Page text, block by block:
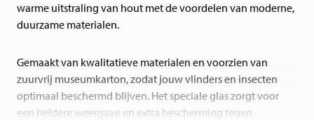
warme uitstraling van hout met de voordelen van moderne,
duurzame materialen.
Gemaakt van kwalitatieve materialen en voorzien van
zuurvrij museumkarton, zodat jouw vlinders en insecten
optimaal beschermd blijven. Het speciale glas zorgt voor
een heldere weergave en extra bescherming tegen